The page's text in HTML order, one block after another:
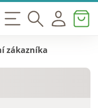
zákazníka